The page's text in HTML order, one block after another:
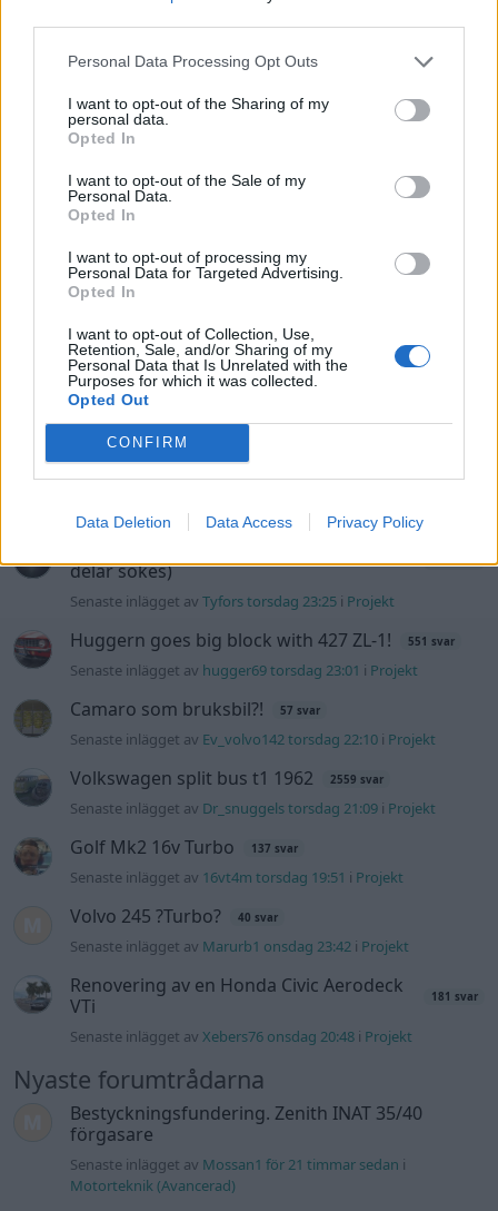
Personal Data Processing Opt Outs
I want to opt-out of the Sharing of my
personal data.
Opted In
I want to opt-out of the Sale of my
Personal Data.
Opted In
I want to opt-out of processing my
Personal Data for Targeted Advertising.
Opted In
I want to opt-out of Collection, Use,
Retention, Sale, and/or Sharing of my
Personal Data that Is Unrelated with the
Purposes for which it was collected.
Opted Out
CONFIRM
Data Deletion Data Access Privacy Policy
Senaste inlägget avJeppegaming fredag 00:53iMotorteknik
Senaste inlägget av The-GOAT torsdag 20:54
Generell
felsökning
Man man ha mindre ström till
Motorvärmare?
Senaste inlägget av
Senaste projektinläggen
Vw 1956 oval prosjekt
Senaste inlägget av jarleb för 9 timmar sedan
Puttelitens projekt Audi S2 Avant. Back
to basic. + garagefix.
Senaste inlägget avPutteliten fredag 22:10iProjekt
Volkswagen Golf MK4 v6 4motion OEM++
med JDM inspiration.
Senaste inlägget av Stol3n_Identity fredag 10:06
delar sökes)
122 svar
Senaste inlägget avTyfors torsdag 23:25 i Projekt
Huggern goes big block with 427 ZL-1! 551 svar
Senaste inlägget av hugger69 torsdag 23:01 i Projekt
Camaro som bruksbil?! 57 svar
Senaste inlägget av Ev_volvo142 torsdag 22:10 i Projekt
Volkswagen split bus t1 1962 2559 svar
Senaste inlägget av Dr_snuggels torsdag 21:09 i Projekt
Golf Mk2 16v Turbo 137 svar
Senaste inlägget av 16vt4m torsdag 19:51 i Projekt
Volvo 245 ?Turbo? 40 svar
Senaste inlägget av Marurb1 onsdag 23:42 i Projekt
Renovering av en Honda Civic Aerodeck
VTi
181 svar
Senaste inlägget avXebers76 onsdag 20:48 i Projekt
Nyaste forumtrådarna
Bestyckningsfundering. Zenith INAT 35/40
förgasare
Senaste inlägget av Mossan1 för 21 timmar sedan i
Motorteknik (Avancerad)